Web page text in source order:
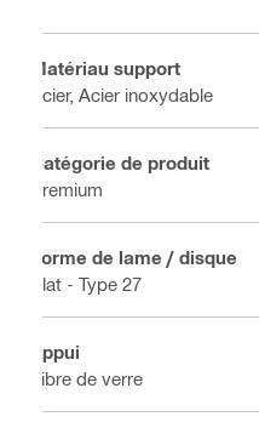
Matériau support
Acier, Acier inoxydable
Catégorie de produit
Premium
Forme de lame / disque
Plat - Type 27
Appui
Fibre de verre